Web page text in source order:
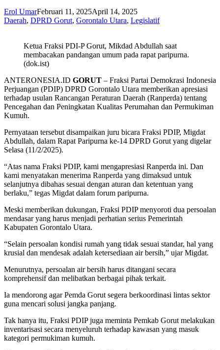
Erol UmarFebruari 11, 2025April 14, 2025
Daerah, DPRD Gorut, Gorontalo Utara, Legislatif
Ketua Fraksi PDI-P Gorut, Mikdad Abdullah saat
membacakan pandangan umum pada rapat paripurna.
(dok.ist)
ANTERONESIA.ID GORUT – Fraksi Partai Demokrasi Indonesia
Perjuangan (PDIP) DPRD Gorontalo Utara memberikan apresiasi
terhadap usulan Rancangan Peraturan Daerah (Ranperda) tentang
Pencegahan dan Peningkatan Kualitas Perumahan dan Permukiman
Kumuh.
Pernyataan tersebut disampaikan juru bicara Fraksi PDIP, Migdat
Abdullah, dalam Rapat Paripurna ke-14 DPRD Gorut yang digelar
Selasa (11/2/2025).
“Atas nama Fraksi PDIP, kami mengapresiasi Ranperda ini. Dan
kami menyatakan menerima Ranperda yang dimaksud untuk
selanjutnya dibahas sesuai dengan aturan dan ketentuan yang
berlaku,” tegas Migdat dalam forum paripurna.
Meski memberikan dukungan, Fraksi PDIP menyoroti dua persoalan
mendasar yang harus menjadi perhatian serius Pemerintah
Kabupaten Gorontalo Utara.
“Selain persoalan kondisi rumah yang tidak sesuai standar, hal yang
krusial dan mendesak adalah ketersediaan air bersih,” ujar Migdat.
Menurutnya, persoalan air bersih harus ditangani secara
komprehensif dan melibatkan berbagai pihak terkait.
Ia mendorong agar Pemda Gorut segera berkoordinasi lintas sektor
guna mencari solusi jangka panjang.
Tak hanya itu, Fraksi PDIP juga meminta Pemkab Gorut melakukan
inventarisasi secara menyeluruh terhadap kawasan yang masuk
kategori permukiman kumuh.